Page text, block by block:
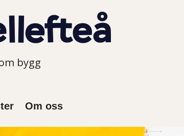
bygg
Om oss